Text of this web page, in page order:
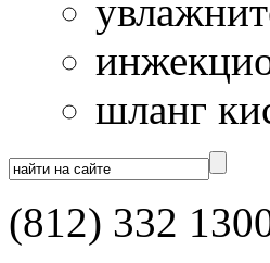
шланг
(812) 332